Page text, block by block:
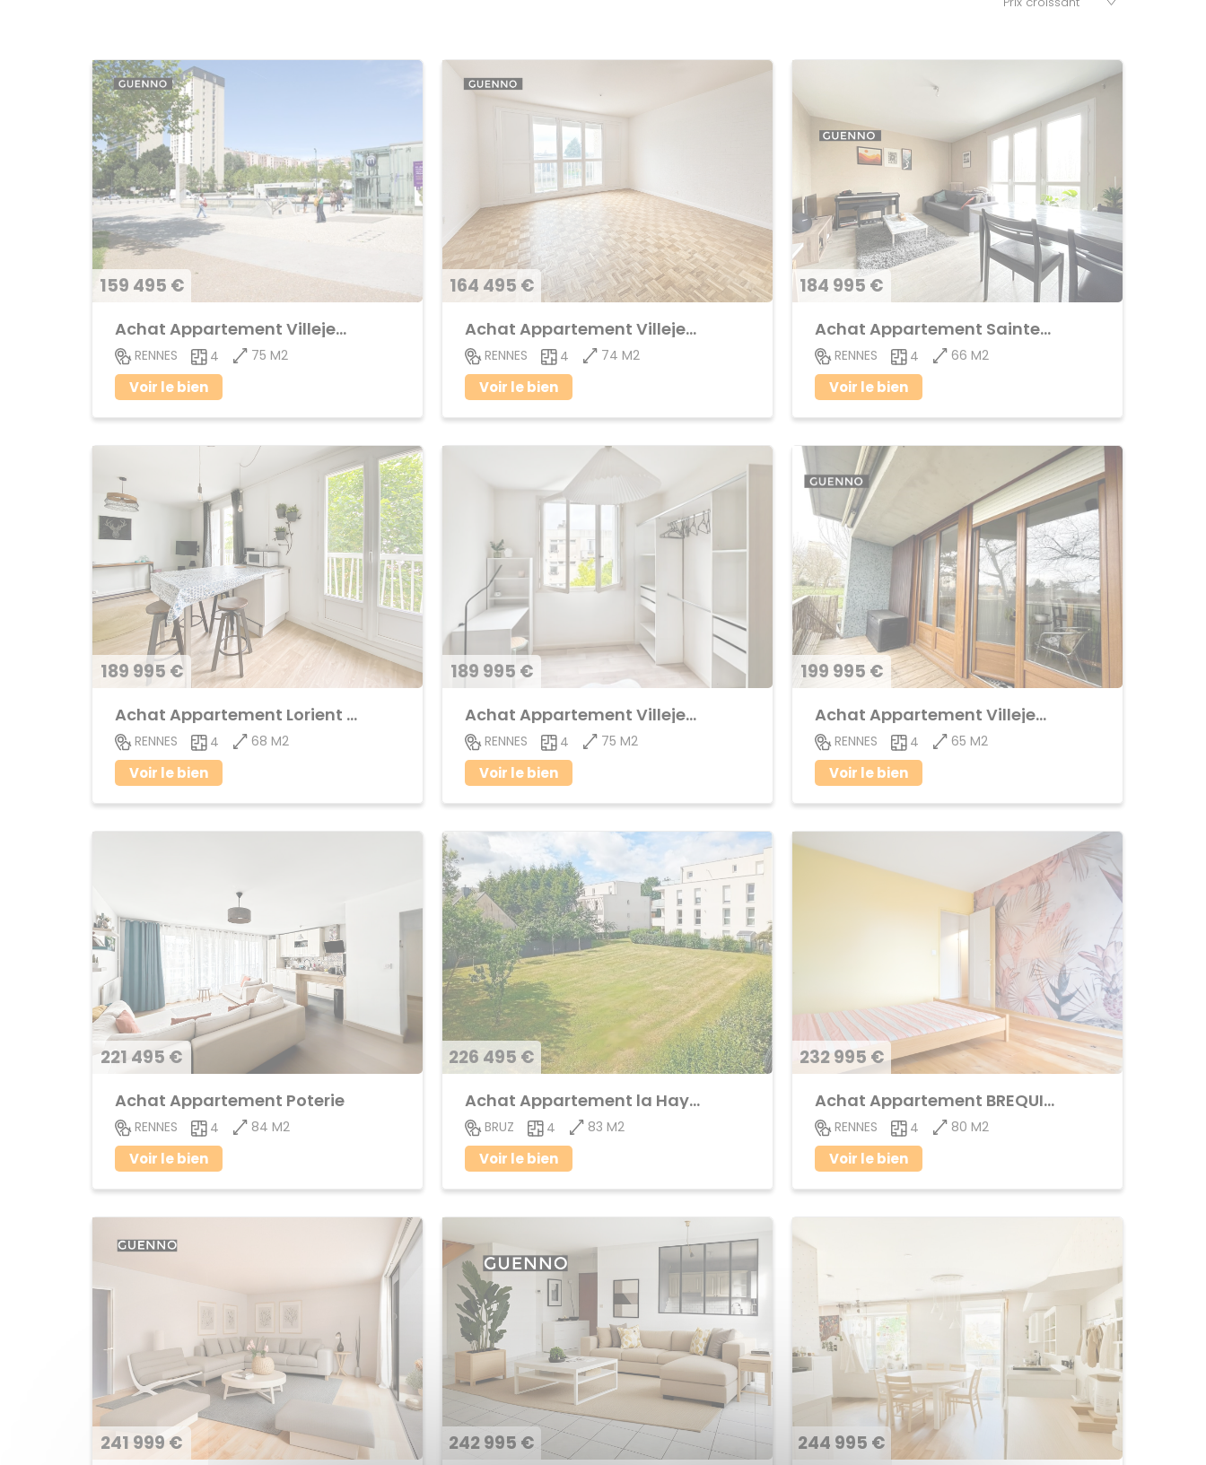
159 495 €
Achat Appartement Villejean
RENNES 4 75 M2
Voir le bien
164 495 €
Achat Appartement Villejean
RENNES 4 74 M2
Voir le bien
184 995 €
Achat Appartement Sainte-Thérèse
RENNES 4 66 M2
Voir le bien
189 995 €
Achat Appartement Lorient - Saint-Brieuc
RENNES 4 68 M2
Voir le bien
189 995 €
Achat Appartement Villejean
RENNES 4 75 M2
Voir le bien
199 995 €
Achat Appartement Villejean
RENNES 4 65 M2
Voir le bien
221 495 €
Achat Appartement Poterie
RENNES 4 84 M2
Voir le bien
226 495 €
Achat Appartement la Haye de Pan
BRUZ 4 83 M2
Voir le bien
232 995 €
Achat Appartement BREQUIGNY
RENNES 4 80 M2
Voir le bien
241 999 € 242 995 € 244 995 €